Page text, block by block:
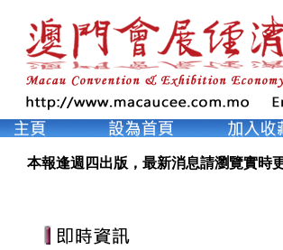
本報逢週四出版，最新消息請瀏覽實時